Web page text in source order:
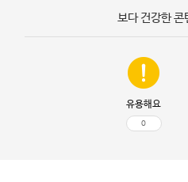
보다 건강한 콘
유용해요
0